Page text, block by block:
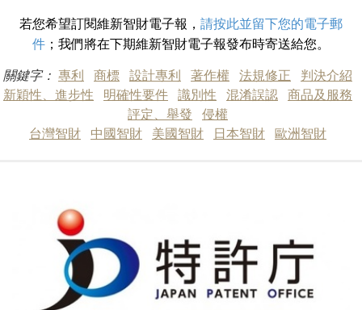
若您希望訂閱維新智財電子報， 請按此並留下您的電子郵
件 ；我們將在下期維新智財電子報發布時寄送給您。
關鍵字： 專利 商標 設計專利 著作權 法規修正
判決介紹
新穎性、進步性
明確性要件 識別性 混淆誤認
商品及服務
評定、舉發
侵權
台灣智財
中國智財 美國智財 日本智財 歐洲智財